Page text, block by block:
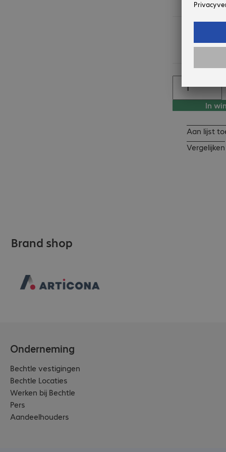
artikelen
In
Aan lijst
Vergelijken
Brand shop
Onderneming
Bechtle vestigingen
Bechtle Locaties
Werken bij Bechtle
Pers
Aandeelhouders